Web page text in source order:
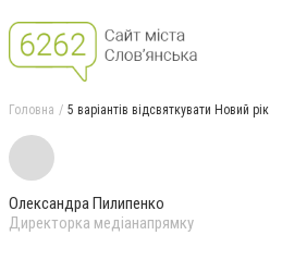
Головна 5 варіантів відсвяткувати Новий рік
Олександра Пилипенко
Директорка медіанапрямку